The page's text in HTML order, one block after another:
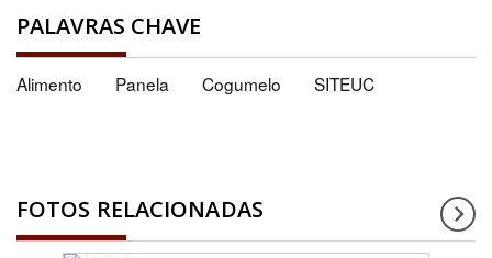
PALAVRAS CHAVE
Alimento Panela Cogumelo SITEUC
FOTOS RELACIONADAS